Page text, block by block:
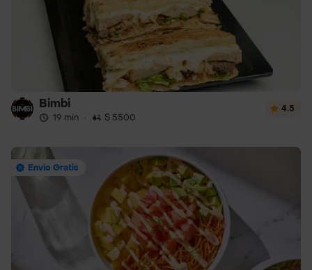
Bimbi
19 min · $ 5500
4.5
Envío Gratis